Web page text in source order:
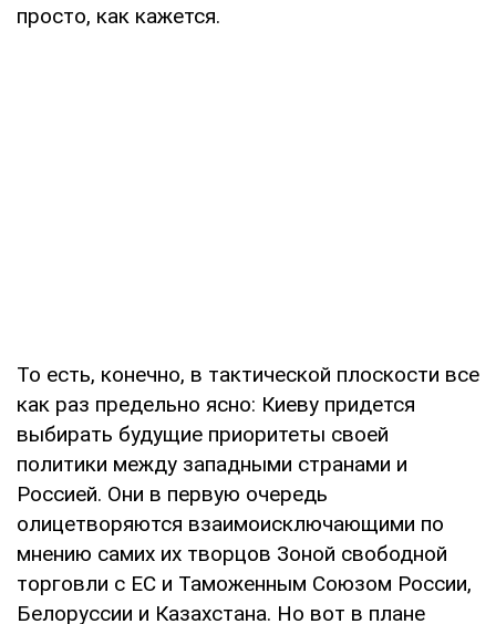
просто, как кажется.
То есть, конечно, в тактической плоскости все
как раз предельно ясно: Киеву придется
выбирать будущие приоритеты своей
политики между западными странами и
Россией. Они в первую очередь
олицетворяются взаимоисключающими по
мнению самих их творцов Зоной свободной
торговли с ЕС и Таможенным Союзом России,
Белоруссии и Казахстана. Но вот в плане